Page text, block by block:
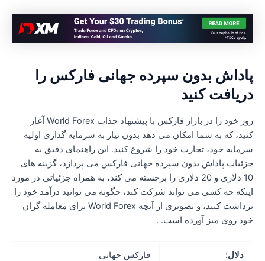
بدون سپرده جهانی فارکس را
کنید
روز خود را در بازار فارکس با پیشنهاد جذاب World Forex آغاز
که به شما امکان می دهد بدون نیاز به سرمایه گذاری اولیه
خود، تجارت خود را شروع کنید. این راهنمای دقیق به
پاداش بدون سپرده جهانی فارکس می پردازد، گزینه های
10 دلاری و 20 دلاری را برجسته می کند، به همراه جزئیاتی در مورد
چه کسی می تواند شرکت کند، چگونه می توانید درآمد خود را
برداشت کنید، و تصویری از آنچه World Forex برای معامله گران
روی میز آورده است. .
دلال: فارکس جهانی